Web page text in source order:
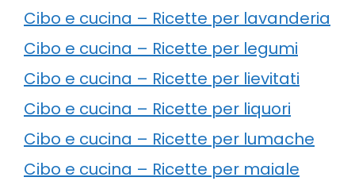
Cibo e cucina – Ricette per lavanderia
Cibo e cucina – Ricette per legumi
Cibo e cucina – Ricette per lievitati
Cibo e cucina – Ricette per liquori
Cibo e cucina – Ricette per lumache
Cibo e cucina – Ricette per maiale